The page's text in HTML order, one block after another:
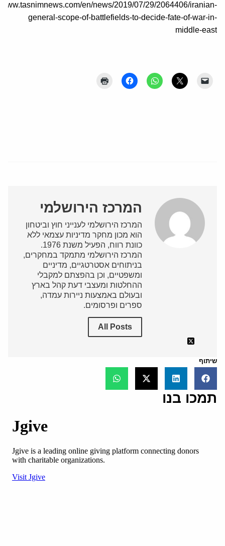
en/news/2019/07/29/2064406/iranian-
general-scope-of-battlefields-to-decide-fate-of-war-in-
middle-east
המרכז הירושלמי
המרכז הירושלמי לענייני חוץ וביטחון
הוא מכון מחקר מדיניות עצמאי ללא
כוונת רווח, הפעיל משנת 1976.
המרכז הירושלמי מתמקד במחקרים,
בניתוחים אסטרטגיים, מדיניים
ומשפטיים, וכן בהפצתם למקבלי
ההחלטות ומעצבי דעת קהל בארץ
ובעולם באמצעות ניירות עמדה,
ספרים ופרסומים.
All Posts
שיתוף
תמכו בנו